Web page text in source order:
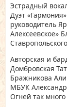
Эстрадный
Дуэт
руководитель
Алексеевское»
Авторская и
Домбровская
Бражникова
МБУК
Огней так